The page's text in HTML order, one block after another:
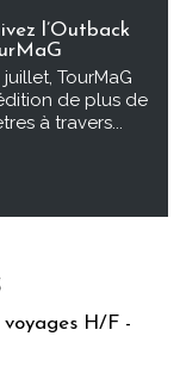
l’Outback
TourMaG
de plus de
à travers...
voyages H/F -